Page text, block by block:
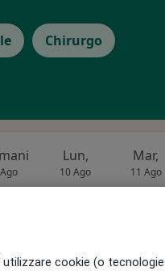
Chirurgo
Lun,
10 Ago
Mar,
11 Ago
agende disponibili!
le prenotazioni online
cookie (o